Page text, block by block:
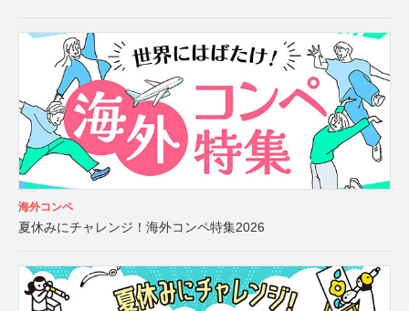
海外コンペ
夏休みにチャレンジ！海外コンペ特集2026